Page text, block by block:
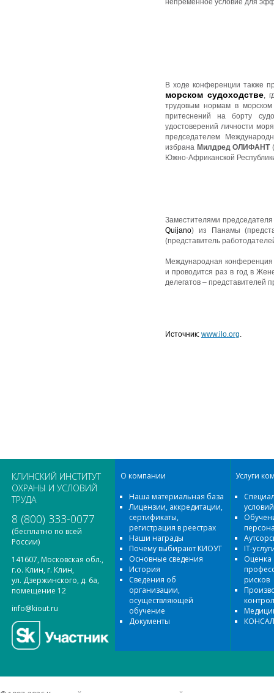
непременное условие для
В ходе конференции также
морском судоходстве,
трудовым нормам в морском
притеснений на борту
удостоверений личности
председателем
избрана Милдред ОЛИФАНТ(
Южно-Африканской
Заместителями
Quijano) из Панамы
(представитель
Международная
и проводится раз в год в
делегатов – представителей
Источник: www.ilo.org.
КЛИНСКИЙ ИНСТИТУТ
ОХРАНЫ И УСЛОВИЙ
ТРУДА
8 (800) 333-0077
(бесплатно по всей
России)
141607, Московская обл.,
г.о. Клин, г. Клин,
ул. Дзержинского, д. 6а,
помещение 12
info@kiout.ru
О компании
Наша материальная база
Лицензии, аккредитации,
сертификаты,
регистрация в реестрах
Наши награды
Почему выбирают КИОУТ
Основные сведения
История
Сведения об
организации,
осуществляющей
обучение
Документы
Услуги
IT-
Оценка
рисков